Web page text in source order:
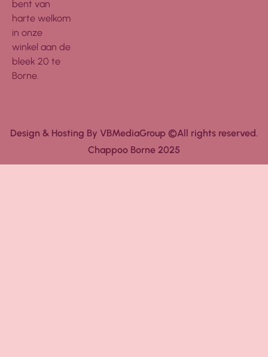
bent van
harte welkom
in onze
winkel aan de
bleek 20 te
Borne.
Design & Hosting By VBMediaGroup ©All rights reserved.
Chappoo Borne 2025